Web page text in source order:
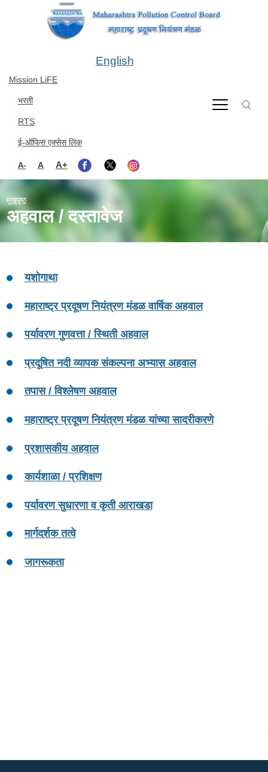
Mission LiFE
भरती
RTS
ई-ऑफिस एक्सेस लिंक
A- A A+
English
मुखपृष्ठ
अहवाल / दस्तावेज
यशोगाथा
महाराष्ट्र प्रदूषण नियंत्रण मंडळ वार्षिक अहवाल
पर्यावरण गुणवत्ता / स्थिती अहवाल
प्रदूषित नदी व्यापक संकल्पना अभ्यास अहवाल
तपास / विश्लेषण अहवाल
महाराष्ट्र प्रदूषण नियंत्रण मंडळ यांच्या सादरीकरणे
प्रशासकीय अहवाल
कार्यशाळा / प्रशिक्षण
पर्यावरण सुधारणा व कृती आराखडा
मार्गदर्शक तत्वे
जागरूकता